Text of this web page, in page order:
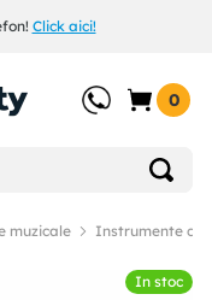
Click aici!
0
muzicale Instrumente
In stoc